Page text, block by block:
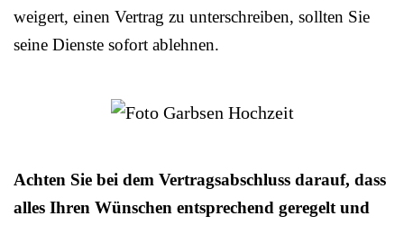
weigert, einen Vertrag zu unterschreiben, sollten Sie
seine Dienste sofort ablehnen.
Achten Sie bei dem Vertragsabschluss darauf, dass
alles Ihren Wünschen entsprechend geregelt und